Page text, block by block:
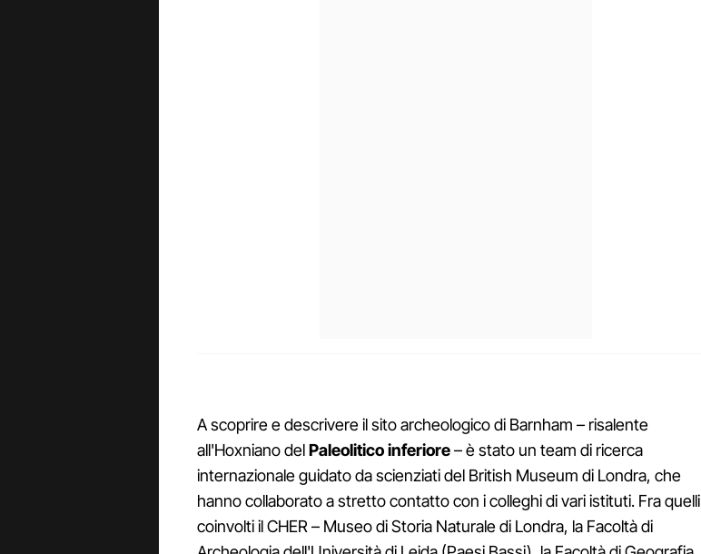
A scoprire e descrivere il sito archeologico di Barnham – risalente
all'Hoxniano delPaleolitico inferiore– è stato un team di ricerca
internazionale guidato da scienziati del British Museum di Londra, che
hanno collaborato a stretto contatto con i colleghi di vari istituti. Fra quelli
coinvolti il CHER – Museo di Storia Naturale di Londra, la Facoltà di